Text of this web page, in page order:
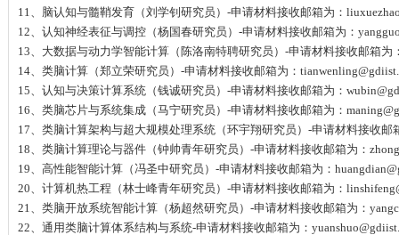
11、脑认知与髓鞘发育（刘学钊研究员）-申请材料接收邮箱为：
12、认知神经表征与调控（杨国春研究员）-申请材料接收邮箱为：
13、大数据与动力学智能计算（陈洛南特聘研究员）-申请材料接收邮箱为
14、类脑计算（郑立荣研究员）-申请材料接收邮箱为：
15、认知与决策计算系统（钱诚研究员）-申请材料接收邮箱为：
16、类脑芯片与系统集成（马宁研究员）-申请材料接收邮箱为：
17、类脑计算架构与超大规模处理系统（环宇翔研究员）-申请材料接收邮
18、类脑计算理论与器件（钟帅青年研究员）-申请材料接收邮箱为：
19、高性能智能计算（冯圣中研究员）-申请材料接收邮箱为：
20、计算机热工程（林士峰青年研究员）-申请材料接收邮箱为：
21、类脑开放系统智能计算（杨超然研究员）-申请材料接收邮箱为：
22、通用类脑计算体系结构与系统-申请材料接收邮箱为：